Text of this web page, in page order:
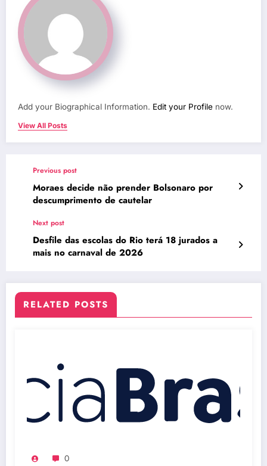
Add your Biographical Information. Edit your Profile now.
View All Posts
Previous post
Moraes decide não prender Bolsonaro por
descumprimento de cautelar
Next post
Desfile das escolas do Rio terá 18 jurados a
mais no carnaval de 2026
RELATED POSTS
0